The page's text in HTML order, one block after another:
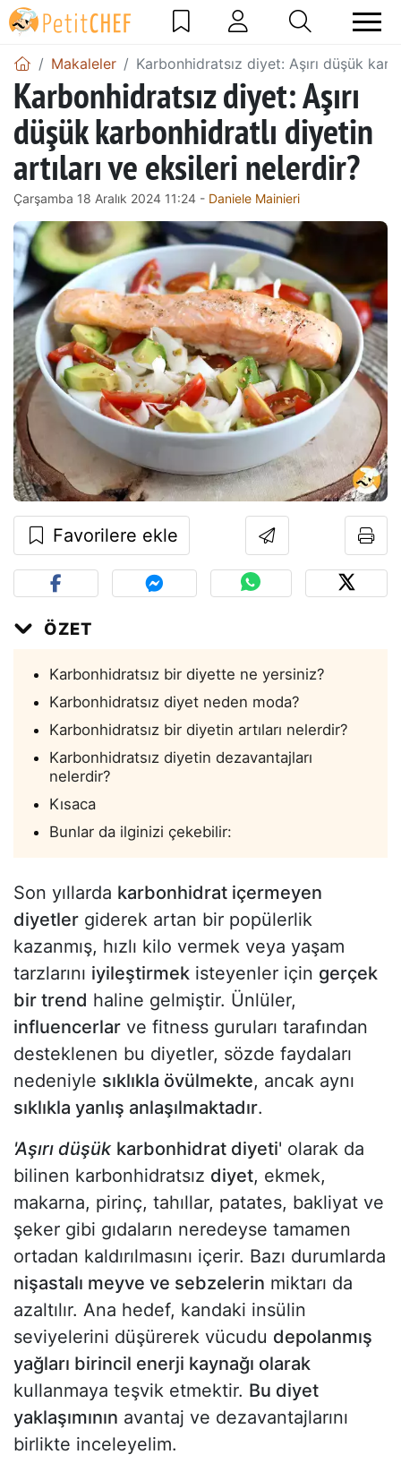
Makaleler Karbonhidratsız diyet: Aşırı düşük
Karbonhidratsız diyet: Aşırı
düşük karbonhidratlı diyetin
artıları ve eksileri nelerdir?
Çarşamba 18 Aralık 2024 11:24 - Daniele Mainieri
Favorilere ekle
ÖZET
Karbonhidratsız bir diyette ne yersiniz?
Karbonhidratsız diyet neden moda?
Karbonhidratsız bir diyetin artıları nelerdir?
Karbonhidratsız diyetin dezavantajları
nelerdir?
Kısaca
Bunlar da ilginizi çekebilir:
Son yıllarda karbonhidrat içermeyen
diyetler giderek artan bir popülerlik
kazanmış, hızlı kilo vermek veya yaşam
tarzlarını iyileştirmek isteyenler için gerçek
bir trend haline gelmiştir. Ünlüler,
influencerlar ve fitness guruları tarafından
desteklenen bu diyetler, sözde faydaları
nedeniyle sıklıkla övülmekte, ancak aynı
sıklıkla yanlış anlaşılmaktadır.
'Aşırı düşük karbonhidrat diyeti' olarak da
bilinen karbonhidratsız diyet, ekmek,
makarna, pirinç, tahıllar, patates, bakliyat ve
şeker gibi gıdaların neredeyse tamamen
ortadan kaldırılmasını içerir. Bazı durumlarda
nişastalı meyve ve sebzelerin miktarı da
azaltılır. Ana hedef, kandaki insülin
seviyelerini düşürerek vücudu depolanmış
yağları birincil enerji kaynağı olarak
kullanmaya teşvik etmektir. Bu diyet
yaklaşımının avantaj ve dezavantajlarını
birlikte inceleyelim.